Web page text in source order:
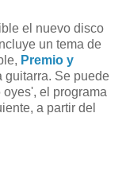
el nuevo disco
un tema de
Premio y
guitarra. Se puede
el programa
a partir del